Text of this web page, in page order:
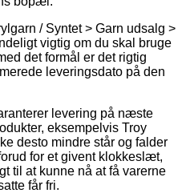
/ Syntet > Garn udsalg >
vigtig om du skal bruge
det formål er det rigtig
leveringsdato på den
levering på næste
eksempelvis Troy
desto mindre står og falder
for et givent klokkeslæt,
til at kunne nå at få varerne
får fri.